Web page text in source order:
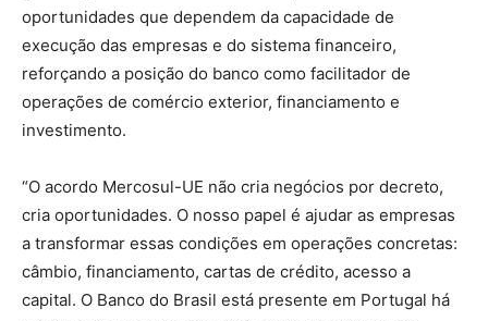
oportunidades que dependem da capacidade de
execução das empresas e do sistema financeiro,
reforçando a posição do banco como facilitador de
operações de comércio exterior, financiamento e
investimento.
“O acordo Mercosul-UE não cria negócios por decreto,
cria oportunidades. O nosso papel é ajudar as empresas
a transformar essas condições em operações concretas:
câmbio, financiamento, cartas de crédito, acesso a
capital. O Banco do Brasil está presente em Portugal há